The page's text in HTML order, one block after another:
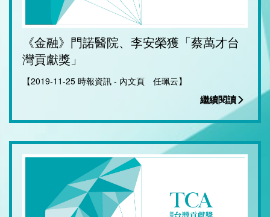
《金融》門諾醫院、李安榮獲「蔡萬才台
灣貢獻獎」
【2019-11-25 時報資訊 - 內文頁 任珮云】
繼續閱讀